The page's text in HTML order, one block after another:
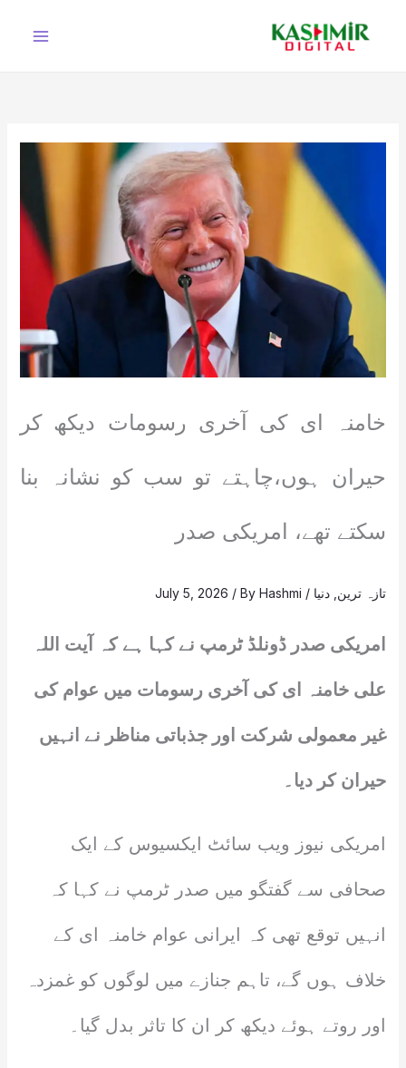
خامنہ ای کی آخری رسومات دیکھ کر
حیران ہوں،چاہتے تو سب کو نشانہ بنا
سکتے تھے، امریکی صدر
تازہ ترین دنیا /
July 5, 2026 / ByHashmi
امریکی صدر ڈونلڈ ٹرمپ نے کہا ہے کہ آیت اللہ
علی خامنہ ای کی آخری رسومات میں عوام کی
غیر معمولی شرکت اور جذباتی مناظر نے انہیں
حیران کر دیا۔
امریکی نیوز ویب سائٹ ایکسیوس کے ایک
صحافی سے گفتگو میں صدر ٹرمپ نے کہا کہ
انہیں توقع تھی کہ ایرانی عوام خامنہ ای کے
خلاف ہوں گے، تاہم جنازے میں لوگوں کو غمزدہ
اور روتے ہوئے دیکھ کر ان کا تاثر بدل گیا۔